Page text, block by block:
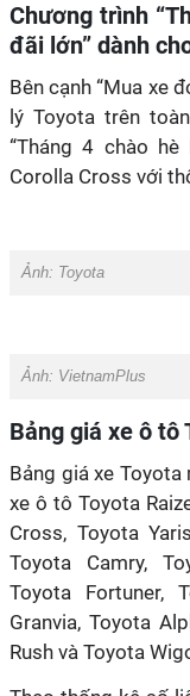
Chương trình
đãi lớn” dành
Bên cạnh “Mua xe
lý Toyota trên
“Tháng 4 chào
Corolla Cross với
Ảnh: Toyota
Ảnh: VietnamPlus
Bảng giá xe ô tô
Bảng giá xe
xe ô tô Toyota
Cross, Toyota
Toyota Camry,
Toyota Fortuner,
Granvia, Toyota
Rush và Toyota